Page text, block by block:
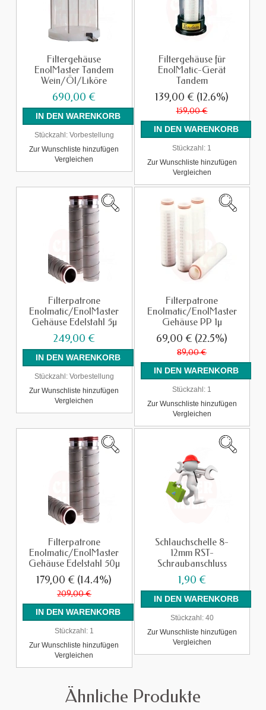
Filtergehäuse
EnolMaster Tandem
Wein/Öl/Liköre
690,00 €
Stückzahl: Vorbestellung
Zur Wunschliste hinzufügen
Vergleichen
Filtergehäuse für
EnolMatic-Gerät
Tandem
139,00 € (12.6%)
159,00 €
Stückzahl: 1
Zur Wunschliste hinzufügen
Vergleichen
Filterpatrone
Enolmatic/EnolMaster
Gehäuse Edelstahl 5µ
249,00 €
Stückzahl: Vorbestellung
Zur Wunschliste hinzufügen
Vergleichen
Filterpatrone
Enolmatic/EnolMaster
Gehäuse PP 1µ
69,00 € (22.5%)
89,00 €
Stückzahl: 1
Zur Wunschliste hinzufügen
Vergleichen
Filterpatrone
Enolmatic/EnolMaster
Gehäuse Edelstahl 50µ
179,00 € (14.4%)
209,00 €
Stückzahl:1
Zur Wunschliste hinzufügen
Vergleichen
Schlauchschelle 8-
12mm RST-
Schraubanschluss
1,90 €
Stückzahl:40
Zur Wunschliste hinzufügen
Vergleichen
Ähnliche Produkte